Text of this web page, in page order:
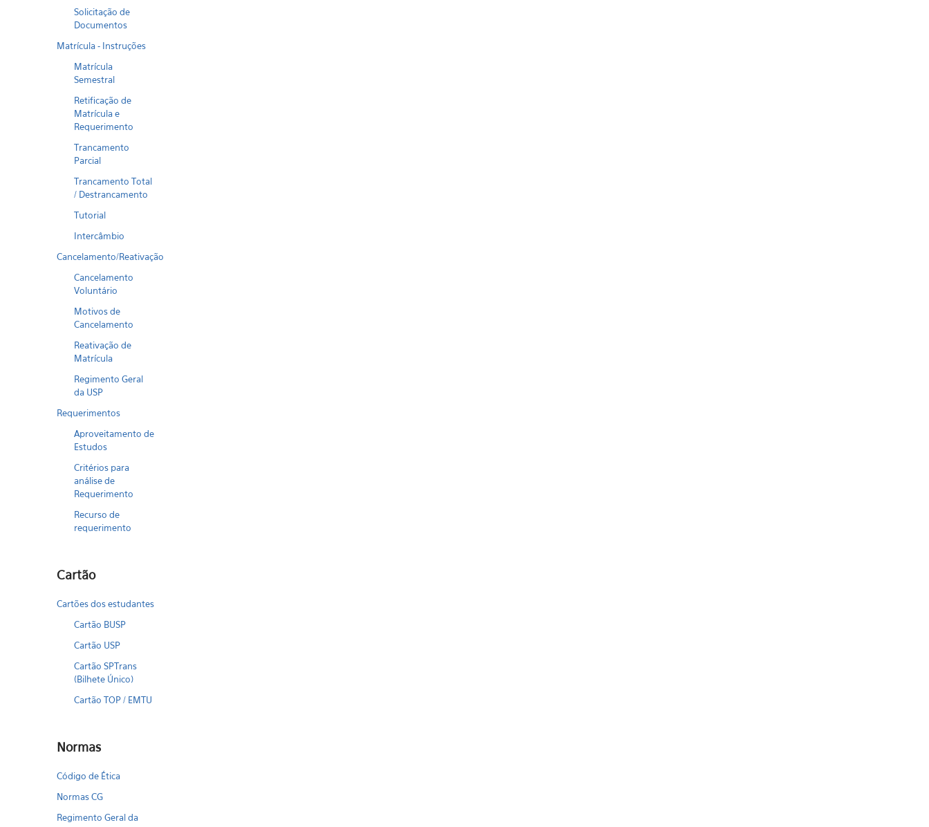
Solicitação de
Documentos
Matrícula - Instruções
Matrícula
Semestral
Retificação de
Matrícula e
Requerimento
Trancamento
Parcial
Trancamento Total
/ Destrancamento
Tutorial
Intercâmbio
Cancelamento/Reativação
Cancelamento
Voluntário
Motivos de
Cancelamento
Reativação de
Matrícula
Regimento Geral
da USP
Requerimentos
Aproveitamento de
Estudos
Critérios para
análise de
Requerimento
Recurso de
requerimento
Cartão
Cartões dos estudantes
Cartão BUSP
Cartão USP
Cartão SPTrans
(Bilhete Único)
Cartão TOP / EMTU
Normas
Código de Ética
Normas CG
Regimento Geral da